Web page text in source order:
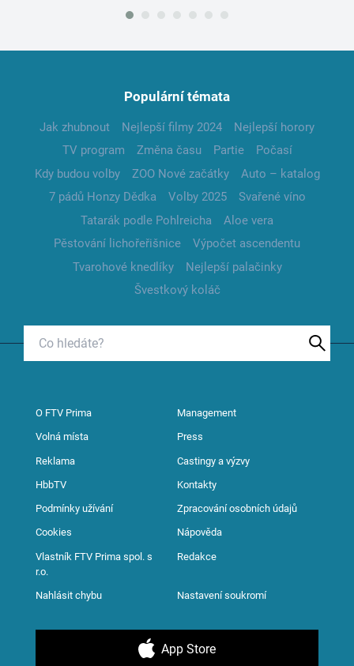
Populární témata
Jak zhubnout Nejlepší filmy 2024
Nejlepší horory
TV program
Změna času Partie
Počasí
Kdy budou volby
ZOO Nové začátky
Auto – katalog
7 pádů Honzy Dědka
Volby 2025
Svařené víno
Tatarák podle Pohlreicha
Aloe vera
Pěstování lichořeřišnice
Výpočet ascendentu
Tvarohové knedlíky
Nejlepší palačinky
Švestkový koláč
O FTV Prima Management
Volná místa Press
Reklama Castingy a výzvy
HbbTV Kontakty
Podmínky užívání Zpracování osobních údajů
Cookies Nápověda
Vlastník FTV Prima spol. s
r.o.
Redakce
Nahlásit chybu Nastavení soukromí
App Store